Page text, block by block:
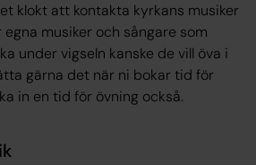
klokt att kontakta kyrkans musiker
musiker och sångare som
under vigseln kanske de vill öva i
gärna det när ni bokar tid för
in en tid för övning också.